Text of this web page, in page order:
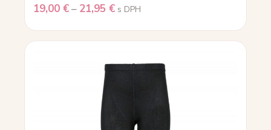
19,00 €– 21,95 € s DPH